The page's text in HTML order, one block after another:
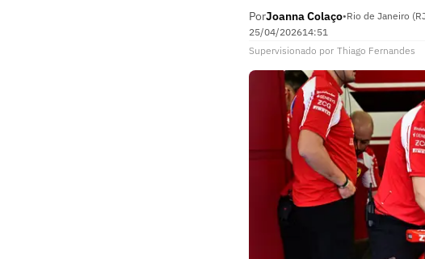
PorJoanna Colaço•Rio de Janeiro
25/04/202614:51
Supervisionado por Thiago Fernandes